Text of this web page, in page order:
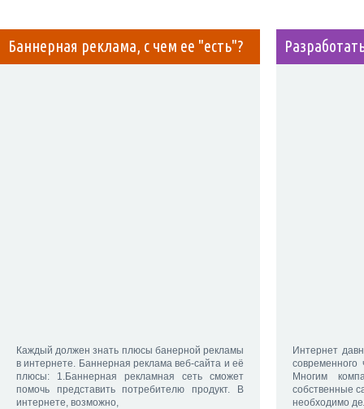
Баннерная реклама, с чем ее "есть"?
Каждый должен знать плюсы банерной рекламы
в интернете. Баннерная реклама веб-сайта и её
плюсы: 1.Баннерная рекламная сеть сможет
помочь представить потребителю продукт. В
интернете, возможно,
Интернет
современного
Многим
собственные
необходимо